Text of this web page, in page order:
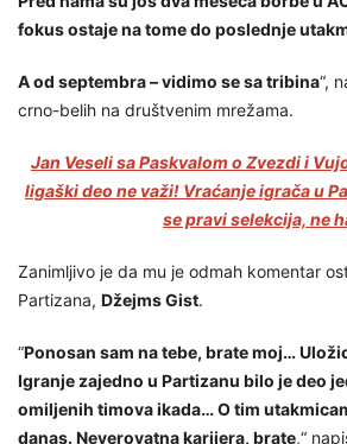
fokus ostaje na tome do poslednje
A od septembra – vidimo se sa tribina“,
crno-belih na društvenim mrežama.
Jan Veseli sa Paskvalom o Zvezdi i
ligaški deo ne važi! Vraćanje igrača u
se pravi selekcija, ne
Zanimljivo je da mu je odmah komentar
Partizana, Džejms Gist.
“Ponosan sam na tebe, brate moj…
Igranje zajedno u Partizanu bilo je deo
omiljenih timova ikada… O tim
danas. Neverovatna karijera, brate,“